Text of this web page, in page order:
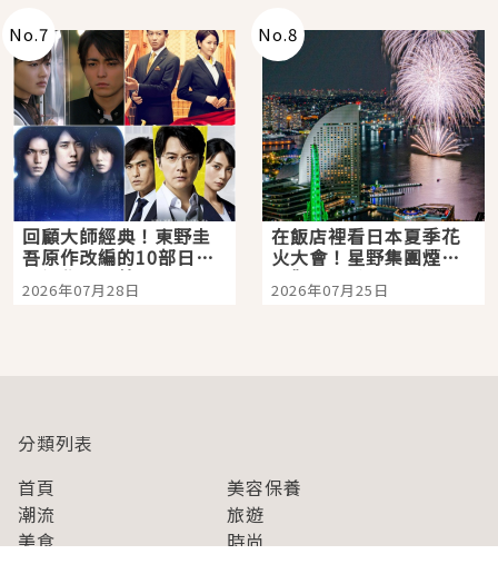
No.7
回顧大師經典！東野圭
吾原作改編的10部日本
影視作品推薦
2026年07月28日
No.8
在飯店裡看日本夏季花
火大會！星野集團煙火
景觀飯店6選，讓你不用
人擠人悠閒欣賞
2026年07月25日
分類列表
首頁
美容保養
潮流
旅遊
美食
時尚